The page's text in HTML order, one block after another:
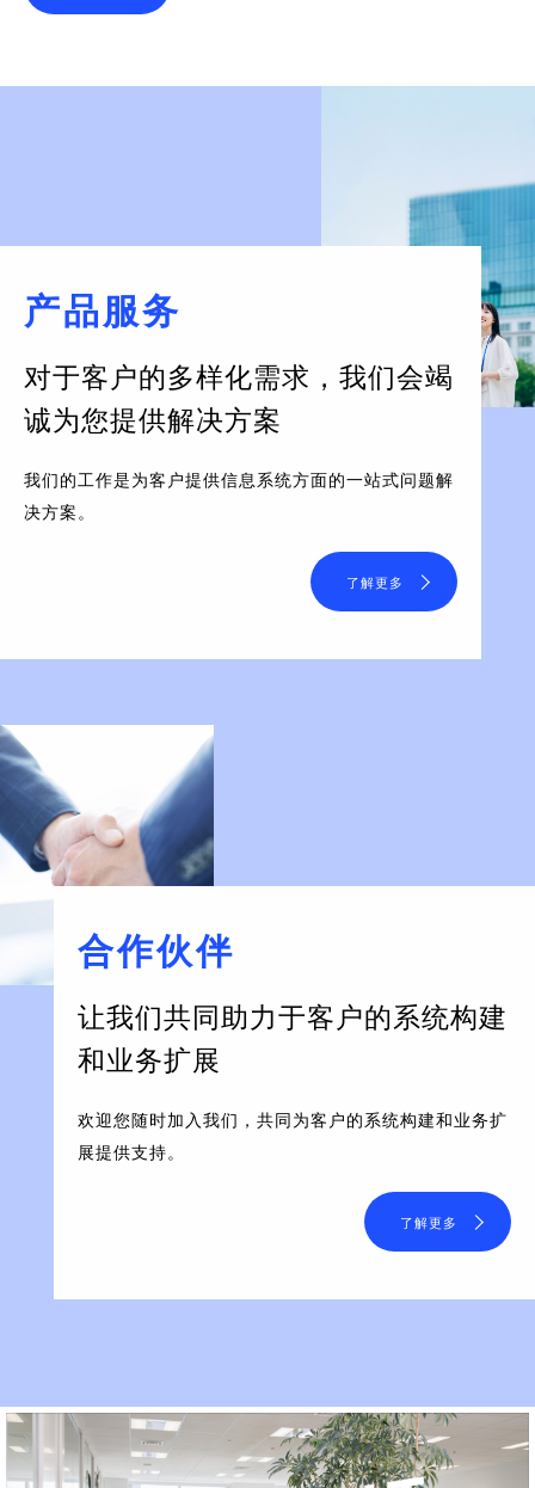
产品服务
对于客户的多样化需求， 我们会竭
诚为您提供解决方案
我们的工作是为客户提供信息系统方面的一站式问题解
决方案。
了解更多
合作伙伴
让我们共同助力于客户的系统构建
和业务扩展
欢迎您随时加入我们，共同为客户的系统构建和业务扩
展提供支持。
了解更多